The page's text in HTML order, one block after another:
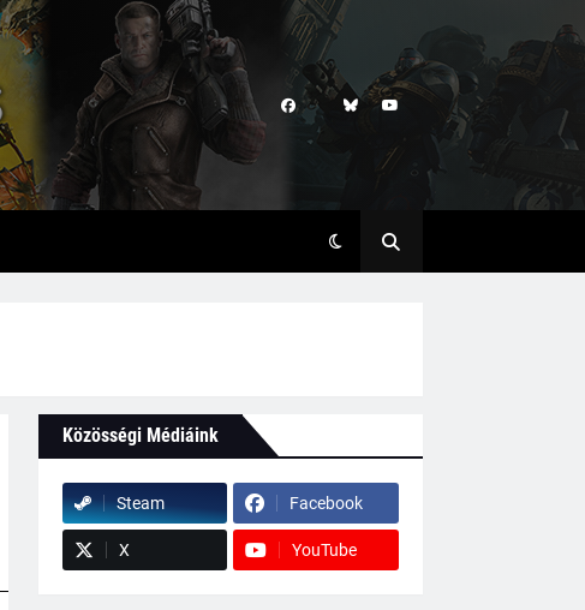
Közösségi Médiáink
Steam Facebook
X YouTube